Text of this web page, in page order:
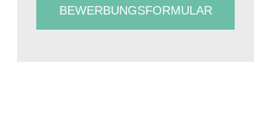
BEWERBUNGSFORMULAR